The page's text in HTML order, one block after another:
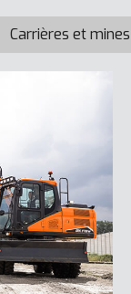
Carrières et mines